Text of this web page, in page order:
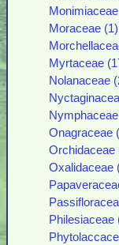
Moraceae (1)
Myrtaceae
Nolanaceae
Onagraceae
Orchidaceae
Oxalidaceae
Philesiaceae